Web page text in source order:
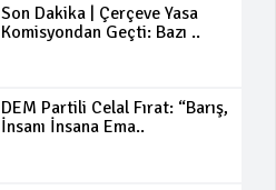
Son Dakika | Çerçeve Yasa
Komisyondan Geçti: Bazı ..
DEM Partili Celal Fırat: “Barış,
İnsanı İnsana Ema..